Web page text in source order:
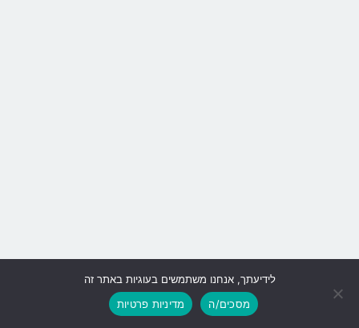
גלילה
לראש
לידיעתך, אנחנו משתמשים בעוגיות באתר זה
מסכים/ה
מדיניות פרטיות